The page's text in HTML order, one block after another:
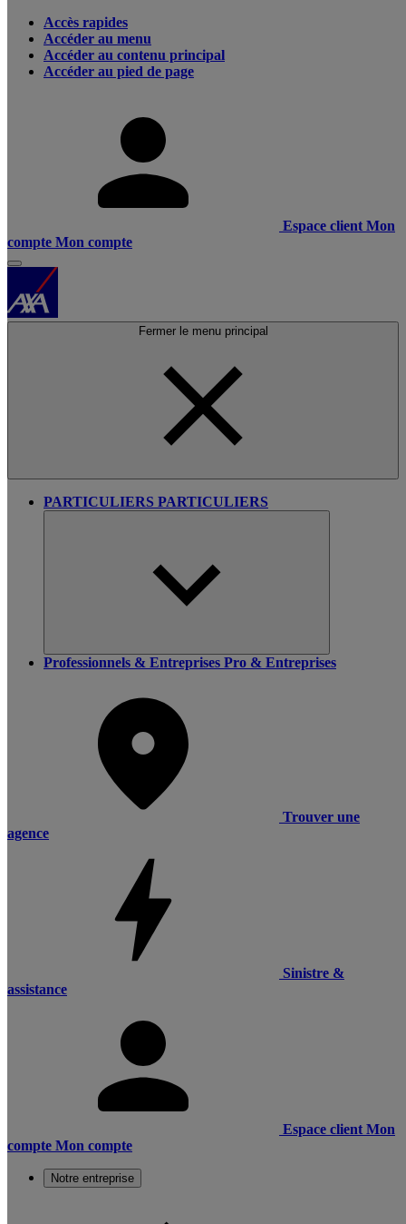
Accès rapides
Accéder au menu
Accéder au contenu principal
Accéder au pied de page
Espace client Mon
compte Mon compte
Fermer le menu principal
PARTICULIERS PARTICULIERS
Professionnels & Entreprises Pro & Entreprises
Trouver une
agence
Sinistre &
assistance
Espace client Mon
compte Mon compte
Notre entreprise